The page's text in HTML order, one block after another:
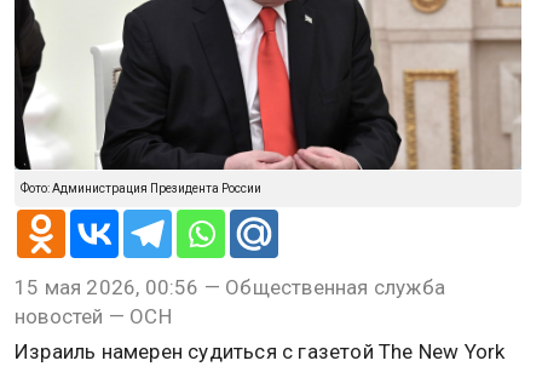
Фото: Администрация Президента России
15 мая 2026, 00:56 — Общественная служба
новостей — ОСН
Израиль намерен судиться с газетой The New York